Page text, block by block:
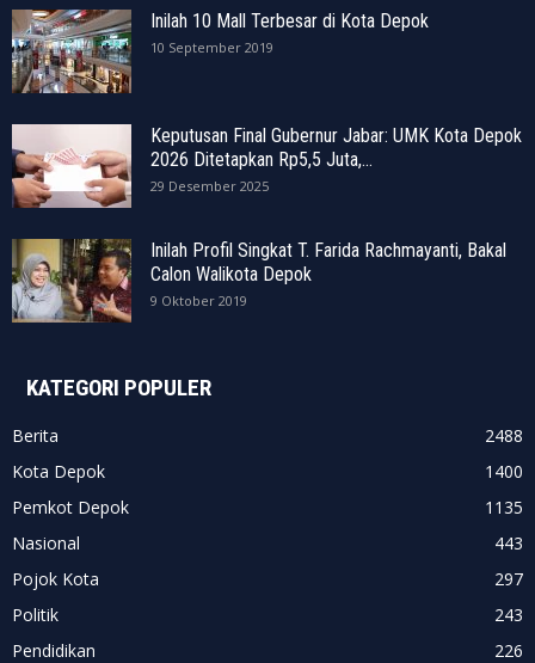
Inilah 10 Mall Terbesar di Kota Depok
10 September 2019
Keputusan Final Gubernur Jabar: UMK Kota Depok
2026 Ditetapkan Rp5,5 Juta,...
29 Desember 2025
Inilah Profil Singkat T. Farida Rachmayanti, Bakal
Calon Walikota Depok
9 Oktober 2019
KATEGORI POPULER
Berita
2488
Kota Depok
1400
Pemkot Depok
1135
Nasional
443
Pojok Kota
297
Politik
243
Pendidikan
226